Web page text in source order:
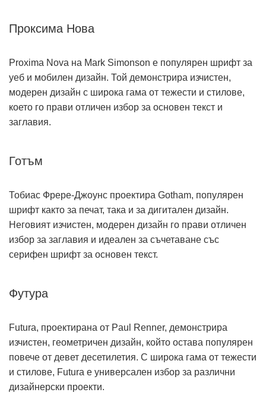
Проксима Нова
Proxima Nova на Mark Simonson е популярен шрифт за
уеб и мобилен дизайн. Той демонстрира изчистен,
модерен дизайн с широка гама от тежести и стилове,
което го прави отличен избор за основен текст и
заглавия.
Готъм
Тобиас Фрере-Джоунс проектира Gotham, популярен
шрифт както за печат, така и за дигитален дизайн.
Неговият изчистен, модерен дизайн го прави отличен
избор за заглавия и идеален за съчетаване със
серифен шрифт за основен текст.
Футура
Futura, проектирана от Paul Renner, демонстрира
изчистен, геометричен дизайн, който остава популярен
повече от девет десетилетия. С широка гама от тежести
и стилове, Futura е универсален избор за различни
дизайнерски проекти.